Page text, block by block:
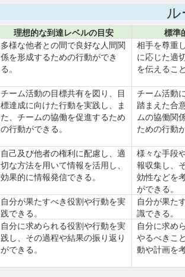
理想的な到達レベルの目安
標準
多様な他者との間で良好な人間関
係を形成するための行動ができ
る。
相手を尊重
に応じた適
を伝えるこ
チーム活動の目標共有を図り、目
標達成に向けた行動を実践し、ま
た、チームの協働を促進するため
の行動ができる。
チーム活動
踏まえた合
ムの協働関
ための行動
自己及び他者の権利に配慮し、適
切な方法を用いて情報を活用し、
効果的に情報発信できる。
様々な手段
報収集し、
効性などを
ができる。
自分が果たすべき役割や行動を実
践できる。
自分が果た
識できる。
自分に求められる役割や行動を実
践し、その過程や結果の振り返り
ができる。
自分に求め
やるべきこ
動や計画を